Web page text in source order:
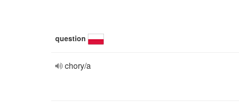
question
chory/a